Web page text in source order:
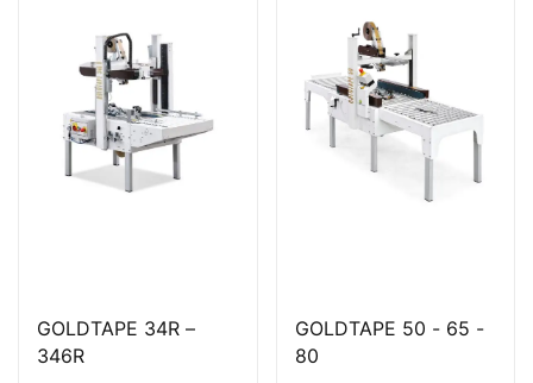
GOLDTAPE 34R –
346R
GOLDTAPE 50 - 65 -
80